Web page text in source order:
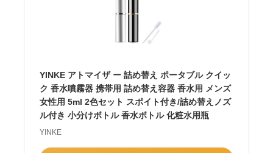
YINKE アトマイザ ー 詰め替え ポータブル クイッ
ク 香水噴霧器 携帯用 詰め替え容器 香水用 メンズ
女性用 5ml 2色セット スポイト付き/詰め替えノズ
ル付き 小分けボトル 香水ボトル 化粧水用瓶
YINKE